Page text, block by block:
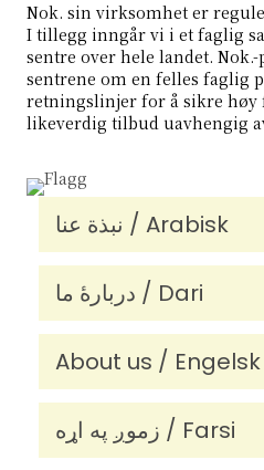
Nok. sin virksomhet er
I tillegg inngår vi i et faglig
sentre over hele landet.
sentrene om en felles faglig
retningslinjer for å sikre høy
likeverdig tilbud uavhengig
نبذة عنا / Arabisk
دربارۀ ما / Dari
About us / Engelsk
زموږ په اړه / Farsi